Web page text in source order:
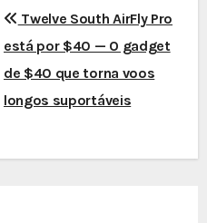
Twelve South AirFly Pro
está por $40 — O gadget
de $40 que torna voos
longos suportáveis